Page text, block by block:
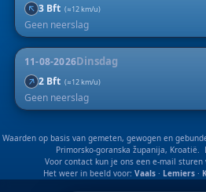
Geen neerslag
↑3 Bft (≈12 km/u)
11-08-2026Dinsdag
Geen neerslag
↑2 Bft (≈12 km/u)
Waarden op basis van gemeten, gewogen en
Primorsko-goranska županija, Kroatië.
Voor contact kun je ons een e-mail sturen
Het weer in beeld voor: Vaals· Lemiers·